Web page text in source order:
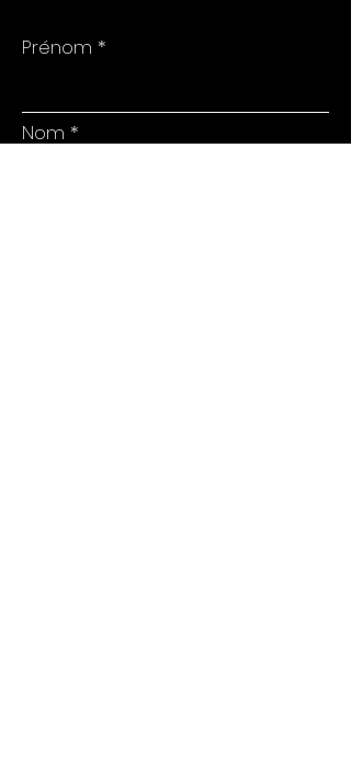
Prénom
Nom